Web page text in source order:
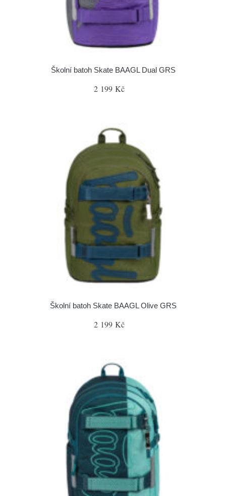
Školní batoh Skate BAAGL Dual GRS
2 199 Kč
Školní batoh Skate BAAGL Olive GRS
2 199 Kč